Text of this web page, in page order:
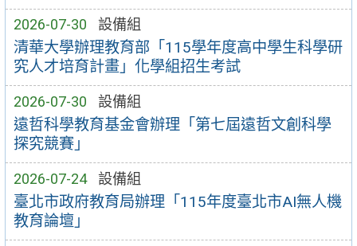
2026-07-30 設備組
清華大學辦理教育部「115學年度高中學生科學研
究人才培育計畫」化學組招生考試
2026-07-30 設備組
遠哲科學教育基金會辦理「第七屆遠哲文創科學
探究競賽」
2026-07-24 設備組
臺北市政府教育局辦理「115年度臺北市AI無人機
教育論壇」